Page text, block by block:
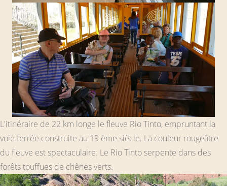
L'itinéraire de 22 km longe le fleuve Rio Tinto, empruntant la
voie ferrée construite au 19 ème siècle. La couleur rougeâtre
du fleuve est spectaculaire. Le Rio Tinto serpente dans des
forêts touffues de chênes verts.